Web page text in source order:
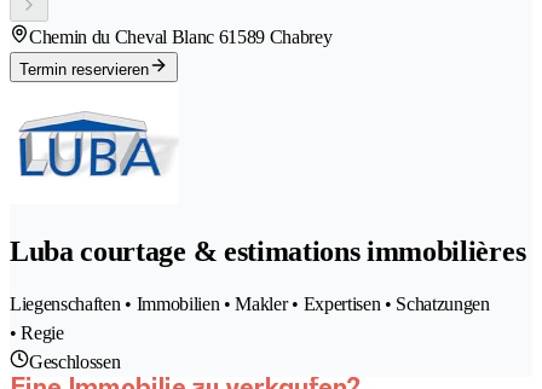
Chemin du Cheval Blanc 61589 Chabrey
Termin reservieren
Luba courtage & estimations immobilières
Liegenschaften • Immobilien • Makler • Expertisen • Schatzungen
• Regie
Geschlossen